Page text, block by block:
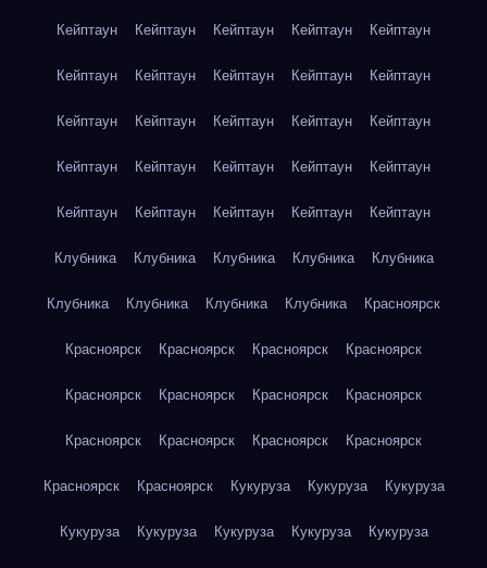
Кейптаун Кейптаун Кейптаун Кейптаун Кейптаун
Кейптаун Кейптаун Кейптаун Кейптаун Кейптаун
Кейптаун Кейптаун Кейптаун Кейптаун Кейптаун
Кейптаун Кейптаун Кейптаун Кейптаун Кейптаун
Кейптаун Кейптаун Кейптаун Кейптаун Кейптаун
Клубника Клубника Клубника Клубника Клубника
Клубника Клубника Клубника Клубника Красноярск
Красноярск Красноярск Красноярск Красноярск
Красноярск Красноярск Красноярск Красноярск
Красноярск Красноярск Красноярск Красноярск
Красноярск Красноярск Кукуруза Кукуруза Кукуруза
Кукуруза Кукуруза Кукуруза Кукуруза Кукуруза